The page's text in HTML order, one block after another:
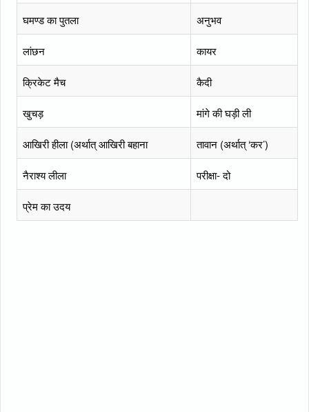
घमण्ड का पुतला अनुभव
लांछन कायर
क्रिकेट मैच कैदी
खुचड़ मांगे की घड़ी ली
आखिरी हीला (अर्थात् आखिरी बहाना तावान (अर्थात् ‘कर’)
नैराश्य लीला परीक्षा- दो
प्रेम का उदय